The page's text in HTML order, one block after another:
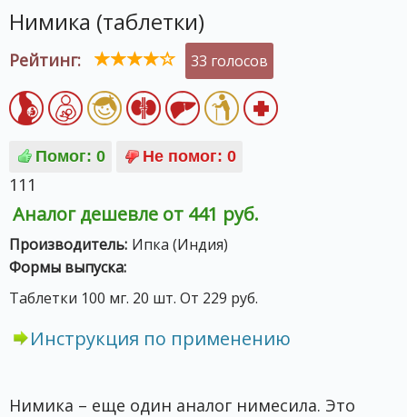
Нимика (таблетки)
Рейтинг: 33 голосов
111
Аналог дешевле от 441 руб.
Производитель: Ипка (Индия)
Формы выпуска:
Таблетки 100 мг. 20 шт. От 229 руб.
Инструкция по применению
Нимика – еще один аналог нимесила. Это